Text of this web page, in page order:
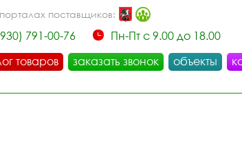
поставщиков:
791-00-76
Пн-Пт с 9.00 до 18.00
товаров
заказать звонок объекты